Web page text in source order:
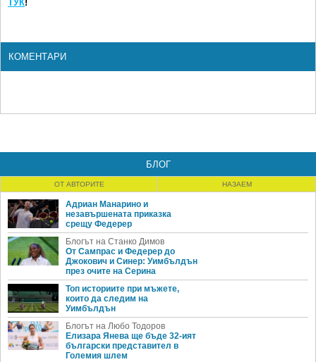
ТУК!
КОМЕНТАРИ
БЛОГ
ОТ АВТОРИТЕ НАЗАЕМ
Адриан Манарино и
незавършената приказка
срещу Федерер
Блогът на Станко Димов
От Сампрас и Федерер до
Джокович и Синер: Уимбълдън
през очите на Серина
Топ историите при мъжете,
които да следим на
Уимбълдън
Блогът на Любо Тодоров
Елизара Янева ще бъде 32-ият
български представител в
Големия шлем